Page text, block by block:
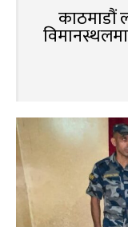
काठमाडौं